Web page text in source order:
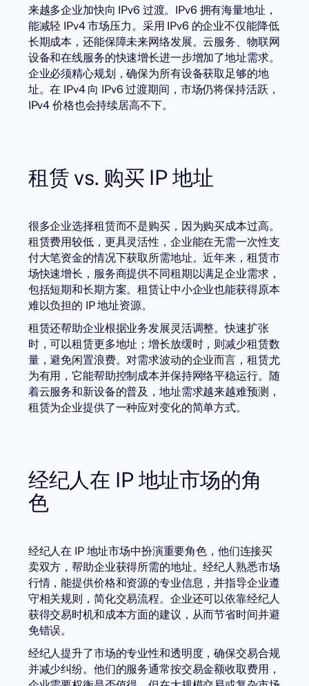
来越多企业加快向 IPv6 过渡。IPv6 拥有海量地址，
能减轻 IPv4 市场压力。采用 IPv6 的企业不仅能降低
长期成本，还能保障未来网络发展。云服务、物联网
设备和在线服务的快速增长进一步增加了地址需求。
企业必须精心规划，确保为所有设备获取足够的地
址。在 IPv4 向 IPv6 过渡期间，市场仍将保持活跃，
IPv4 价格也会持续居高不下。
租赁 vs. 购买 IP 地址
很多企业选择租赁而不是购买，因为购买成本过高。
租赁费用较低，更具灵活性，企业能在无需一次性支
付大笔资金的情况下获取所需地址。近年来，租赁市
场快速增长，服务商提供不同租期以满足企业需求，
包括短期和长期方案。租赁让中小企业也能获得原本
难以负担的 IP 地址资源。
租赁还帮助企业根据业务发展灵活调整。快速扩张
时，可以租赁更多地址；增长放缓时，则减少租赁数
量，避免闲置浪费。对需求波动的企业而言，租赁尤
为有用，它能帮助控制成本并保持网络平稳运行。随
着云服务和新设备的普及，地址需求越来越难预测，
租赁为企业提供了一种应对变化的简单方式。
经纪人在 IP 地址市场的角
色
经纪人在 IP 地址市场中扮演重要角色，他们连接买
卖双方，帮助企业获得所需的地址。经纪人熟悉市场
行情，能提供价格和资源的专业信息，并指导企业遵
守相关规则，简化交易流程。企业还可以依靠经纪人
获得交易时机和成本方面的建议，从而节省时间并避
免错误。
经纪人提升了市场的专业性和透明度，确保交易合规
并减少纠纷。他们的服务通常按交易金额收取费用，